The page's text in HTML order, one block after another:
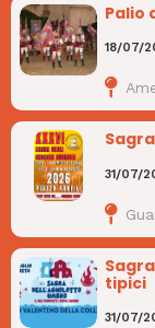
Palio
18/07/
31/07/
tipici
31/07/